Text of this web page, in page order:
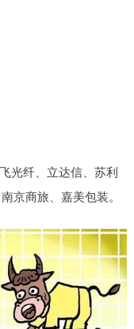
光纤、立达信、苏利
京商旅、嘉美包装。